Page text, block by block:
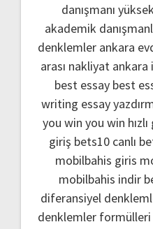
danışmanı
akademik
denklemler ankara
arası nakliyat ankara
best essay best
writing essay
you win you win
giriş bets10 canlı
mobilbahis giris
mobilbahis indir
diferansiyel
denklemler formülleri